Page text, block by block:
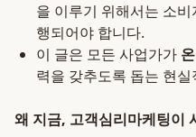
을 이루기 위해서는 소
행되어야 합니다.
이 글은 모든 사업가가
력을 갖추도록 돕는 현
왜 지금, 고객심리마케팅이